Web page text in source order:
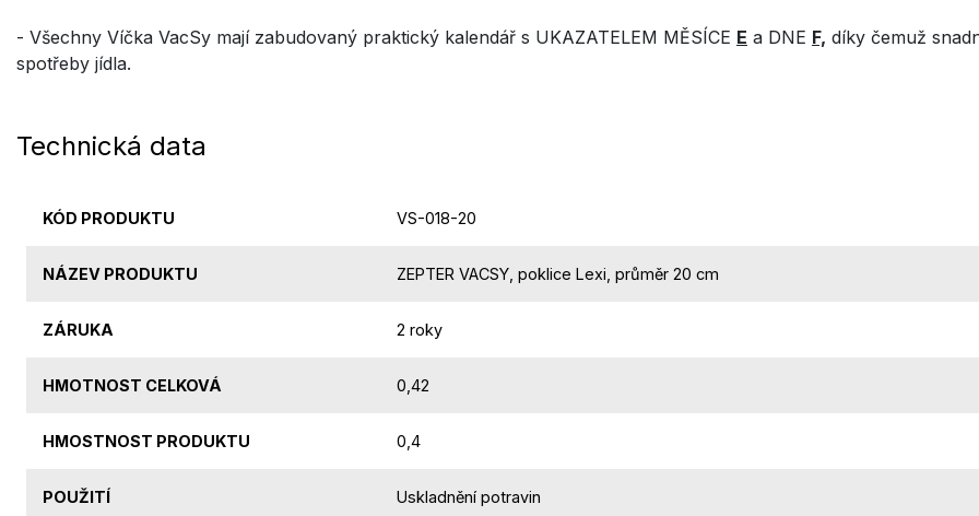
- Všechny Víčka VacSy mají zabudovaný praktický kalendář s UKAZATELEM MĚSÍCE E a DNE F, díky čemuž
spotřeby jídla.
Technická data
KÓD PRODUKTU VS-018-20
NÁZEV PRODUKTU ZEPTER VACSY, poklice Lexi, průměr 20 cm
ZÁRUKA 2 roky
HMOTNOST CELKOVÁ 0,42
HMOSTNOST PRODUKTU 0,4
POUŽITÍ Uskladnění potravin